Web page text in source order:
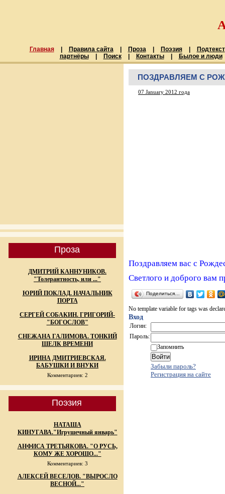
Главная Правила сайта Проза Поэзия
Подтекст
партнёры
Поиск Контакты Былое и люди
Проза
ДМИТРИЙ КАННУНИКОВ.
"Толерантность, или ..."
ЮРИЙ ПОКЛАД. НАЧАЛЬНИК
ПОРТА
СЕРГЕЙ СОБАКИН. ГРИГОРИЙ-
"БОГОСЛОВ"
СНЕЖАНА ГАЛИМОВА. ТОНКИЙ
ШЕЛК ВРЕМЕНИ
ИРИНА ДМИТРИЕВСКАЯ.
БАБУШКИ И ВНУКИ
Комментариев: 2
Поэзия
НАТАША
КИНУГАВА."Игрушечный январь"
АНФИСА ТРЕТЬЯКОВА. "О РУСЬ,
КОМУ ЖЕ ХОРОШО..."
Комментариев: 3
АЛЕКСЕЙ ВЕСЕЛОВ. "ВЫРОСЛО
ВЕСНОЙ..."
ПОЗДРАВЛЯЕМ С
07 January 2012 года
Поздравляем вас с
Светлого и доброго вам
Поделиться…
No template variable for tags was
Вход
Логин:
Пароль:
Запомнить
Забыли пароль?
Регистрация на сайте